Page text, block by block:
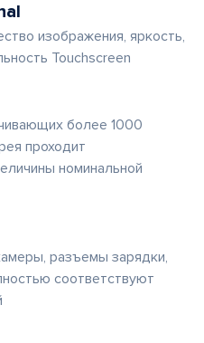
изображения, яркость,
Touchscreen
более 1000
проходит
номинальной
разъемы зарядки,
соответствуют